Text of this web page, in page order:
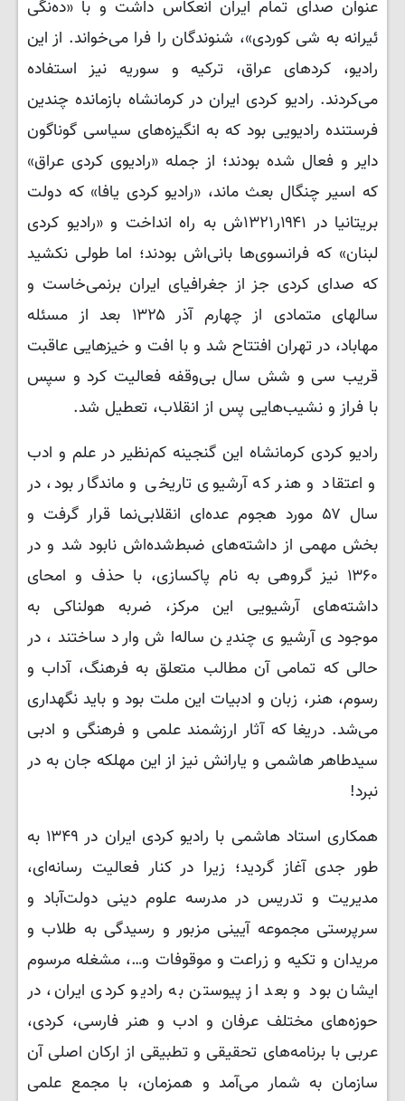
عنوان صدای تمام ایران انعکاس داشت و با «ده‌نگی
ئیرانه به شی کوردی»، شنوندگان را فرا می‌خواند. از این
رادیو، کردهای عراق، ترکیه و سوریه نیز استفاده
می‌کردند. رادیو کردی ایران در کرمانشاه بازمانده چندین
فرستنده رادیویی بود که به انگیزه‌های سیاسی گوناگون
دایر و فعال شده بودند؛ از جمله «رادیوی کردی عراق»
که اسیر چنگال بعث ماند، «رادیو کردی یافا» که دولت
بریتانیا در ۱۹۴۱ر١٣٢١ش به راه انداخت و «رادیو کردی
لبنان» که فرانسوی‌ها بانی‌اش بودند؛ اما طولی نکشید
که صدای کردی جز از جغرافیای ایران برنمی‌خاست و
سالهای متمادی از چهارم آذر ۱۳۲۵ بعد از مسئله
مهاباد، در تهران افتتاح شد و با افت و خیزهایی عاقبت
قریب سی و شش سال بی‌وقفه فعالیت کرد و سپس
با فراز و نشیب‌هایی پس از انقلاب، تعطیل شد.
رادیو کردی کرمانشاه این گنجینه کم‌نظیر در علم و ادب
و اعتقاد و هنر که آرشیوی تاریخی و ماندگار بود، در
سال ۵۷ مورد هجوم عده‌ای انقلابی‌نما قرار گرفت و
بخش مهمی از داشته‌های ضبط‌شده‌اش نابود شد و در
۱۳۶۰ نیز گروهی به نام پاکسازی، با حذف و امحای
داشته‌های آرشیویی این مرکز، ضربه هولناکی به
موجودی آرشیوی چندین ساله‌اش وارد ساختند، در
حالی که تمامی آن مطالب متعلق به فرهنگ، آداب و
رسوم، هنر، زبان و ادبیات این ملت بود و باید نگهداری
می‌شد. دریغا که آثار ارزشمند علمی و فرهنگی و ادبی
سیدطاهر هاشمی و یارانش نیز از این مهلکه جان به در
نبرد!
همکاری استاد هاشمی با رادیو کردی ایران در ۱۳۴۹ به
طور جدی آغاز گردید؛ زیرا در کنار فعالیت رسانه‌ای،
مدیریت و تدریس در مدرسه علوم دینی دولت‌آباد و
سرپرستی مجموعه آیینی مزبور و رسیدگی به طلاب و
مریدان و تکیه و زراعت و موقوفات و…، مشغله مرسوم
ایشان بود و بعد از پیوستن به رادیو کردی ایران، در
حوزه‌های مختلف عرفان و ادب و هنر فارسی، کردی،
عربی با برنامه‌های تحقیقی و تطبیقی از ارکان اصلی آن
سازمان به شمار می‌آمد و همزمان، با مجمع علمی